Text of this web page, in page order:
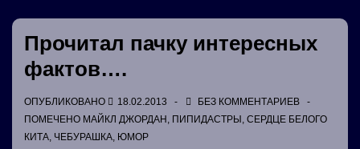
Русь
Прочитал пачку интересных
фактов….
ОПУБЛИКОВАНО 18.02.2013
БЕЗ КОММЕНТАРИЕВ
ПОМЕЧЕНО МАЙКЛ ДЖОРДАН , ПИПИДАСТРЫ , СЕРДЦЕ БЕЛОГО
КИТА, ЧЕБУРАШКА, ЮМОР